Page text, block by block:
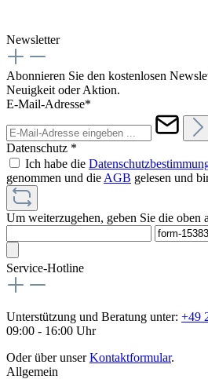
Newsletter
Abonnieren Sie den kostenlosen
Neuigkeit oder Aktion.
E-Mail-Adresse*
Datenschutz *
Ich habe die
genommen und die AGB gelesen und
Um weiterzugehen, geben Sie die oben
Service-Hotline
Unterstützung und Beratung unter: +49
09:00 - 16:00 Uhr
Oder über unserKontaktformular.
Allgemein